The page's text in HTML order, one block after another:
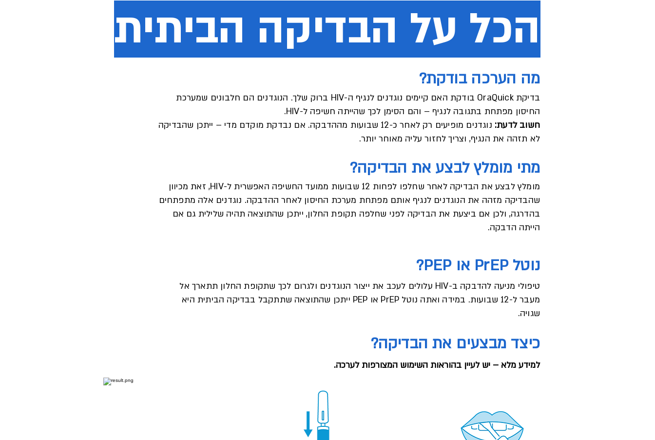
הכל על הבדיקה הביתית
בדיקת OraQuick בודקת האם קיימים נוגדנים לנגיף ה-HIV ברוק שלך. הנוגדנים הם חלבונים שמערכת
החיסון מפתחת בתגובה לנגיף – והם הסימן לכך שהייתה חשיפה ל-HIV.
חשוב לדעת:
נוגדנים מופיעים רק לאחר כ-12 שבועות מההדבקה. אם נבדקת מוקדם מדי – ייתכן שהבדיקה
לא תזהה את הנגיף, וצריך לחזור עליה מאוחר יותר.
מה הערכה בודקת?
מתי מומלץ לבצע את הבדיקה?
מומלץ לבצע את הבדיקה לאחר שחלפו לפחות 12 שבועות ממועד החשיפה האפשרית ל-HIV, זאת מכיוון
שהבדיקה מזהה את הנוגדנים לנגיף אותם מפתחת מערכת החיסון לאחר ההדבקה. נוגדנים אלה מתפתחים
בהדרגה, ולכן אם ביצעת את הבדיקה לפני שחלפה תקופת החלון, ייתכן שהתוצאה תהיה שלילית גם אם
הייתה הדבקה.
נוטל PrEP או PEP?
טיפולי מניעה להדבקה ב-HIV עלולים לעכב את ייצור הנוגדנים ולגרום לכך שתקופת החלון
תתארך אל
מעבר ל-12 שבועות. במידה ואתה נוטל PrEP או PEP​
ייתכן שהתוצאה שתתקבל בבדיקה הביתית היא
שגויה.
כיצד מבצעים את הבדיקה?
למידע מלא – יש לעיין בהוראות השימוש המצורפות לערכה.